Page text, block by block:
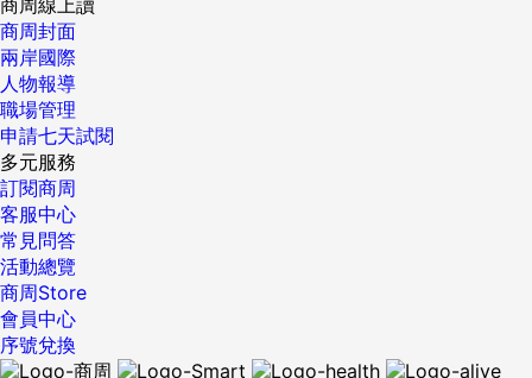
商周封面
兩岸國際
人物報導
職場管理
申請七天試閱
多元服務
訂閱商周
客服中心
常見問答
活動總覽
商周Store
會員中心
序號兌換